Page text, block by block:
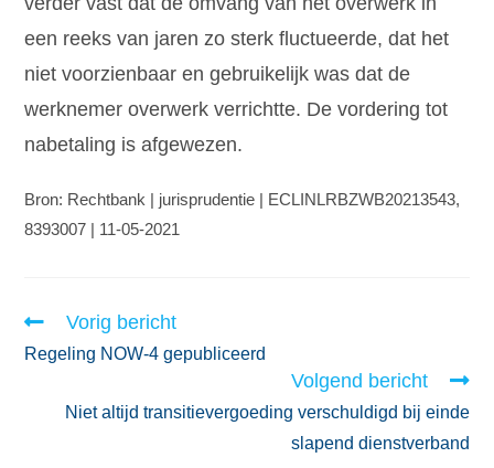
een reeks van jaren zo sterk fluctueerde, dat het
niet voorzienbaar en gebruikelijk was dat de
werknemer overwerk verrichtte. De vordering tot
nabetaling is afgewezen.
Bron: Rechtbank | jurisprudentie | ECLINLRBZWB20213543,
8393007 | 11-05-2021
Vorig bericht
Regeling NOW-4 gepubliceerd
Volgend bericht
Niet altijd transitievergoeding verschuldigd bij einde
slapend dienstverband